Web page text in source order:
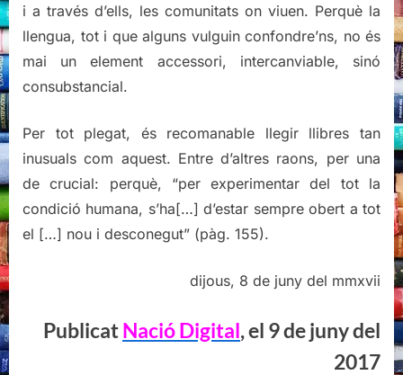
i a través d’ells, les comunitats on viuen. Perquè la
llengua, tot i que alguns vulguin confondre’ns, no és
mai un element accessori, intercanviable, sinó
consubstancial.
Per tot plegat, és recomanable llegir llibres tan
inusuals com aquest. Entre d’altres raons, per una
de crucial: perquè, “per experimentar del tot la
condició humana, s’ha[…] d’estar sempre obert a tot
el […] nou i desconegut” (pàg. 155).
dijous, 8 de juny del mmxvii
PublicatNació Digital, el 9 de juny del
2017